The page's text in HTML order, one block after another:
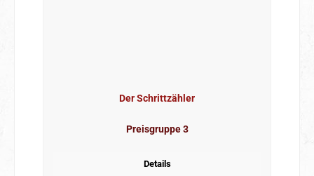
Der Schrittzähler
Preisgruppe 3
Details